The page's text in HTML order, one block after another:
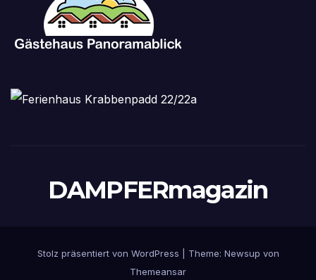
DAMPFERmagazin
Stolz präsentiert von WordPress Theme: Newsup von
Themeansar